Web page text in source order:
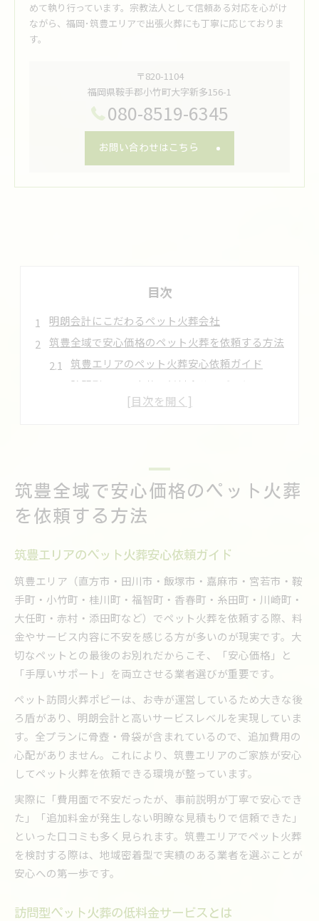
めて執り行っています。宗教法人として信頼ある対応を心がけ
ながら、福岡･筑豊エリアで出張火葬にも丁寧に応じておりま
す。
〒820-1104
福岡県鞍手郡小竹町大字新多156-1
080-8519-6345
お問い合わせはこちら
目次
明朗会計にこだわるペット火葬会社
筑豊全域で安心価格のペット火葬を依頼する方法
筑豊エリアのペット火葬安心依頼ガイド
訪問型ペット火葬の低料金サービスとは
福岡県全域で安心できる火葬会社選び
家族想いなら低料金のペット火葬が選ばれる理由
低料金ペット火葬が家族に優しい理由
安心価格の火葬がもたらす心のゆとり
口コミで選ばれる福岡の火葬プランとは
ペット火葬を安心して任せられる要素
福岡県のペット火葬を安心して任せるコツとは
ペット火葬業者選びで失敗しない方法
福岡県で安全な火葬依頼先の見極め方
安心価格の火葬会社を選ぶチェックポイント
事前相談が安心につながるポイント
思い出を大切にできる筑豊のペット火葬サービス
ペット火葬で思い出を大切にする方法
筑豊エリアの丁寧な火葬サービスとは
家族の思い出を守る火葬サービス選び
セレモニー対応が充実した火葬会社
実際どう選ぶ？安心価格のペット火葬会社比較
安心価格のペット火葬会社比較ポイント
筑豊全域で安心価格のペット火葬
を依頼する方法
筑豊エリアのペット火葬安心依頼ガイド
筑豊エリア（直方市・田川市・飯塚市・嘉麻市・宮若市・鞍
手町・小竹町・桂川町・福智町・香春町・糸田町・川崎町・
大任町・赤村・添田町など）でペット火葬を依頼する際、料
金やサービス内容に不安を感じる方が多いのが現実です。大
切なペットとの最後のお別れだからこそ、「安心価格」と
「手厚いサポート」を両立させる業者選びが重要です。
ペット訪問火葬ポピーは、お寺が運営しているため大きな後
ろ盾があり、明朗会計と高いサービスレベルを実現していま
す。全プランに骨壺・骨袋が含まれているので、追加費用の
心配がありません。これにより、筑豊エリアのご家族が安心
してペット火葬を依頼できる環境が整っています。
実際に「費用面で不安だったが、事前説明が丁寧で安心でき
た」「追加料金が発生しない明瞭な見積もりで信頼できた」
といった口コミも多く見られます。筑豊エリアでペット火葬
を検討する際は、地域密着型で実績のある業者を選ぶことが
安心への第一歩です。
訪問型ペット火葬の低料金サービスとは